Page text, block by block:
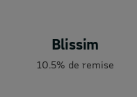
Blissim
10.5% de remise